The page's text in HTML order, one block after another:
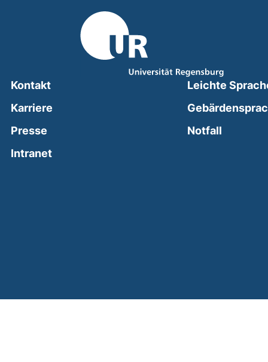
Kontakt
Karriere
Presse
Intranet(external link, opens in a new window)
Leichte
Notfall